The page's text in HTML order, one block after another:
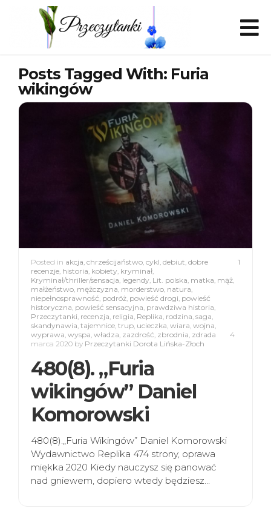
Posts Tagged With: Furia
wikingów
1
Posted in akcja, chrześcijaństwo, cykl, debiut, dobre
recenzje, historia, kobiety, kryminał,
Kryminał/thriller/sensacja, legendy, Lit. polska, matka, mąż,
małżeństwo, mężczyzna, morderstwo, natura,
niepełnosprawność, podróż, powieść drogi, powieść
historyczna, powieść sensacyjna, prawdziwa historia,
Przeczytanki, recenzja, religia, Replika, rodzina, saga,
skandynawia, tajemnice, trup, ucieczka, wiara, wojna,
wyprawa, wyspa, władza, zazdrość, zbrodnia, zdrada
4
marca 2020 by Przeczytanki Dorota Lińska-Złoch
480(8). „Furia
wikingów” Daniel
Komorowski
480(8).„Furia Wikingów” Daniel Komorowski
Wydawnictwo Replika 474 strony, oprawa
miękka 2020 Kiedy nauczysz się panować
nad gniewem, dopiero wtedy będziesz…